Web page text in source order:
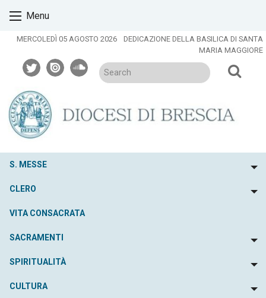
content
Menu
MERCOLEDÌ 05 AGOSTO 2026
DEDICAZIONE DELLA BASILICA DI SANTA
MARIA MAGGIORE
twitterissuusoundcloud
S. MESSE
CLERO
VITA CONSACRATA
SACRAMENTI
SPIRITUALITÀ
CULTURA